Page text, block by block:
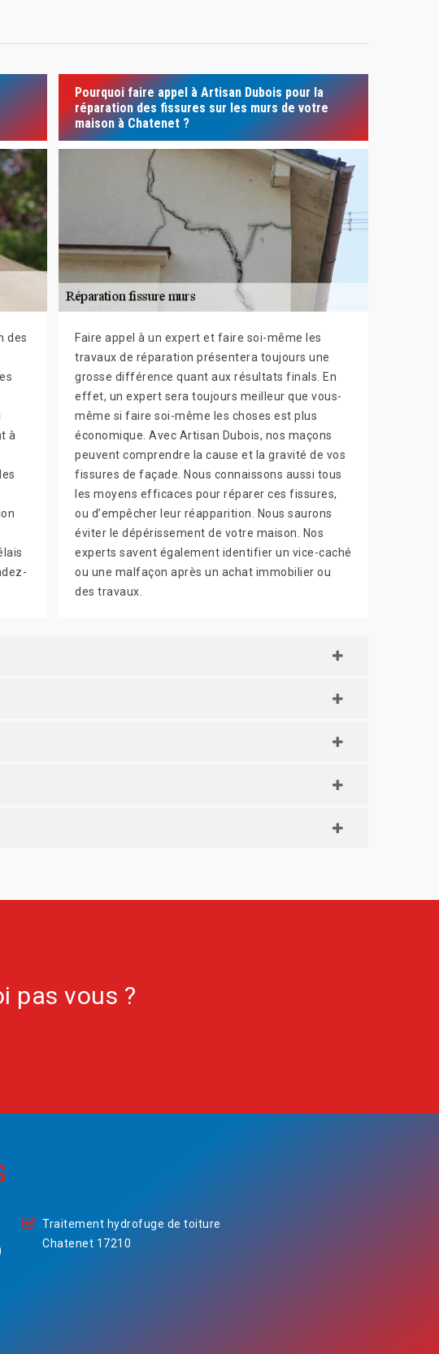
des
à
Pourquoi faire appel à Artisan Dubois pour la
réparation des fissures sur les murs de votre
maison à Chatenet ?
Faire appel à un expert et faire soi-même les
travaux de réparation présentera toujours une
grosse différence quant aux résultats finals. En
effet, un expert sera toujours meilleur que vous-
même si faire soi-même les choses est plus
économique. Avec Artisan Dubois, nos maçons
peuvent comprendre la cause et la gravité de vos
fissures de façade. Nous connaissons aussi tous
les moyens efficaces pour réparer ces fissures,
ou d’empêcher leur réapparition. Nous saurons
éviter le dépérissement de votre maison. Nos
experts savent également identifier un vice-caché
ou une malfaçon après un achat immobilier ou
des travaux.
pas vous ?
Traitement hydrofuge de toiture
Chatenet 17210